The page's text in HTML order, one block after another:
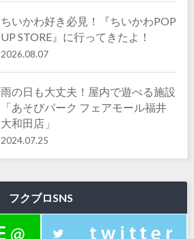
ちいかわ好き必見！『ちいかわPOP
UP STORE』に行ってきたよ！
2026.08.07
雨の日も大丈夫！屋内で遊べる施設
「あそびパーク フェアモール福井
大和田店」
2024.07.25
フクブロSNS